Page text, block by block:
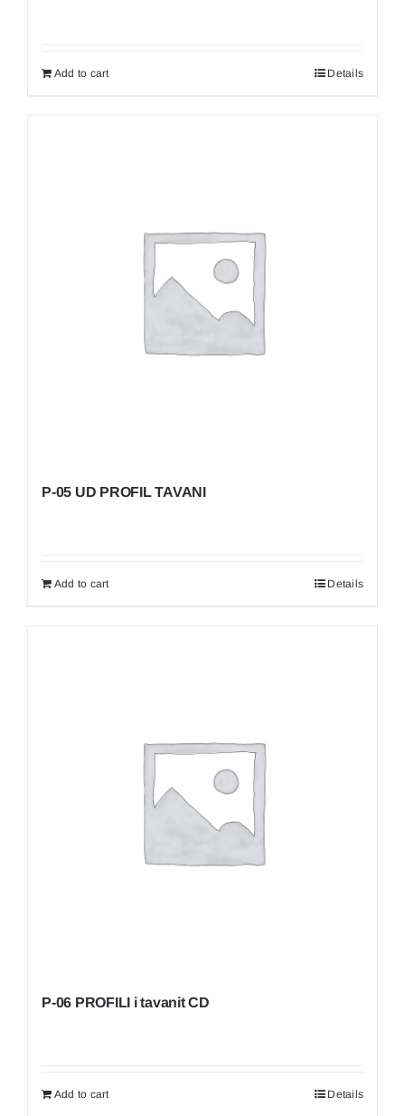
Add to cart Details
P-05 UD PROFIL TAVANI
Add to cart Details
P-06 PROFILI i tavanit CD
Add to cart Details